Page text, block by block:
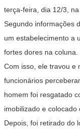
terça-feira, dia 12/3,
Segundo informações
um estabelecimento a
fortes dores na coluna.
Com isso, ele travou e
funcionários
homem foi resgatado
imobilizado e colocado
Depois, foi retirado do